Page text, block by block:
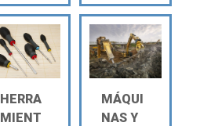
HERRA
MIENT
MÁQUI
NAS Y